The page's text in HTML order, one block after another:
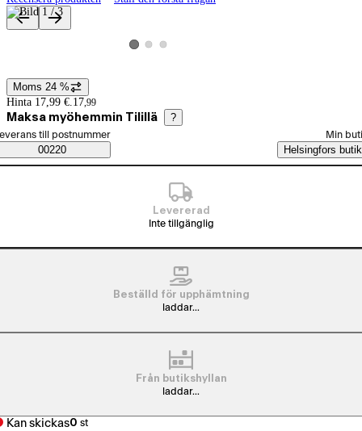
Produktbilder och videor
Visa produktbild 1
Visa produktbild 2
Visa produktbild 3
Prisinformation
Moms 24 %
Hinta 17,99 €. 17,99
Maksa myöhemmin Tilillä ?
Saatavuustiedot
beställningssätt
till postnummer
00220
Min
Helsingfors butik
Levererad
Inte tillgänglig
Beställd för upphämtning
laddar...
Från butikshyllan
laddar...
Kan skickas0 st